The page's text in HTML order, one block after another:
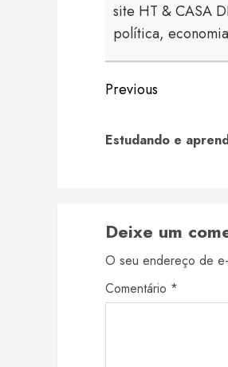
site HT & CASA
política,
Continue
Previous
Estudando e
Deixe um
O seu endereço de
Comentário *